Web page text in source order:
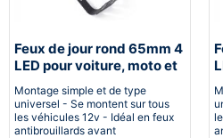
Feux de jour rond 65mm 4
LED pour voiture, moto et
Montage simple et de type
universel - Se montent sur tous
les véhicules 12v - Idéal en feux
antibrouillards avant